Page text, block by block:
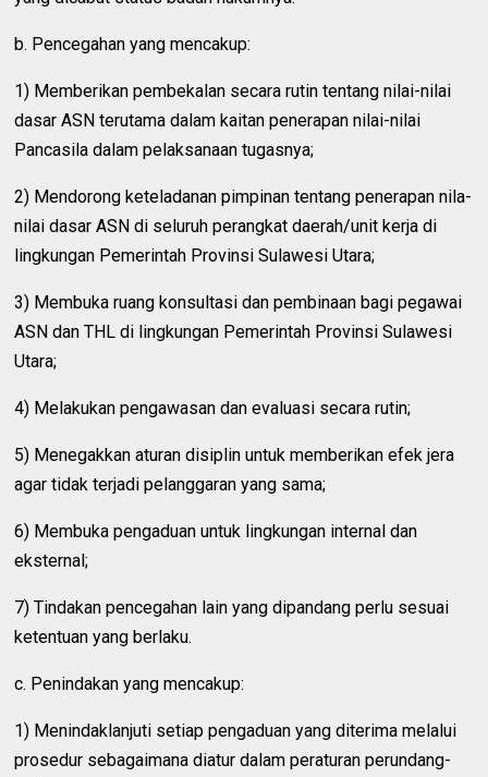
b. Pencegahan yang mencakup:
1) Memberikan pembekalan secara rutin tentang nilai-nilai
dasar ASN terutama dalam kaitan penerapan nilai-nilai
Pancasila dalam pelaksanaan tugasnya;
2) Mendorong keteladanan pimpinan tentang penerapan nila-
nilai dasar ASN di seluruh perangkat daerah/unit kerja di
lingkungan Pemerintah Provinsi Sulawesi Utara;
3) Membuka ruang konsultasi dan pembinaan bagi pegawai
ASN dan THL di lingkungan Pemerintah Provinsi Sulawesi
Utara;
4) Melakukan pengawasan dan evaluasi secara rutin;
5) Menegakkan aturan disiplin untuk memberikan efek jera
agar tidak terjadi pelanggaran yang sama;
6) Membuka pengaduan untuk lingkungan internal dan
eksternal;
7) Tindakan pencegahan lain yang dipandang perlu sesuai
ketentuan yang berlaku.
c. Penindakan yang mencakup:
1) Menindaklanjuti setiap pengaduan yang diterima melalui
prosedur sebagaimana diatur dalam peraturan perundang-